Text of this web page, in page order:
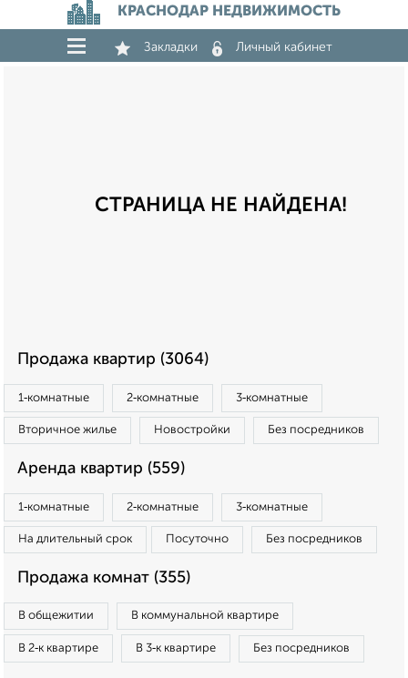
КРАСНОДАР НЕДВИЖИМОСТЬ
Закладки Личный кабинет
СТРАНИЦА НЕ НАЙДЕНА!
Продажа квартир (3064)
1‑комнатные 2‑комнатные 3‑комнатные
Вторичное жилье Новостройки Без посредников
Аренда квартир (559)
1‑комнатные 2‑комнатные 3‑комнатные
На длительный срок Посуточно Без посредников
Продажа комнат (355)
В общежитии В коммунальной квартире
В 2‑к квартире В 3‑к квартире Без посредников